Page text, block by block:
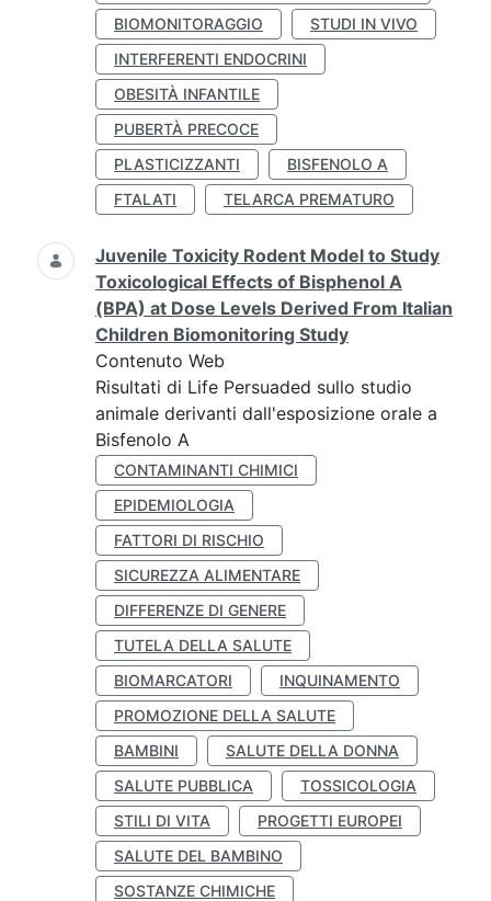
BIOMONITORAGGIO
STUDI IN VIVO
INTERFERENTI ENDOCRINI
OBESITÀ INFANTILE
PUBERTÀ PRECOCE
PLASTICIZZANTI
BISFENOLO A
FTALATI
TELARCA PREMATURO
Juvenile Toxicity Rodent Model to Study
Toxicological Effects of Bisphenol A
(BPA) at Dose Levels Derived From Italian
Children Biomonitoring Study
Contenuto Web
Risultati di Life Persuaded sullo studio
animale derivanti dall'esposizione orale a
Bisfenolo A
CONTAMINANTI CHIMICI
EPIDEMIOLOGIA
FATTORI DI RISCHIO
SICUREZZA ALIMENTARE
DIFFERENZE DI GENERE
TUTELA DELLA SALUTE
BIOMARCATORI
INQUINAMENTO
PROMOZIONE DELLA SALUTE
BAMBINI
SALUTE DELLA DONNA
SALUTE PUBBLICA
TOSSICOLOGIA
STILI DI VITA
PROGETTI EUROPEI
SALUTE DEL BAMBINO
SOSTANZE CHIMICHE